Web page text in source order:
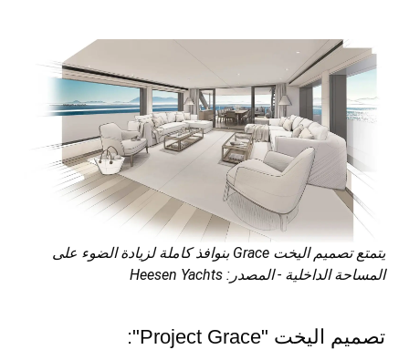
يتمتع تصميم اليخت Grace بنوافذ كاملة لزيادة الضوء على
المساحة الداخلية - المصدر: Heesen Yachts
تصميم اليخت "Project Grace":